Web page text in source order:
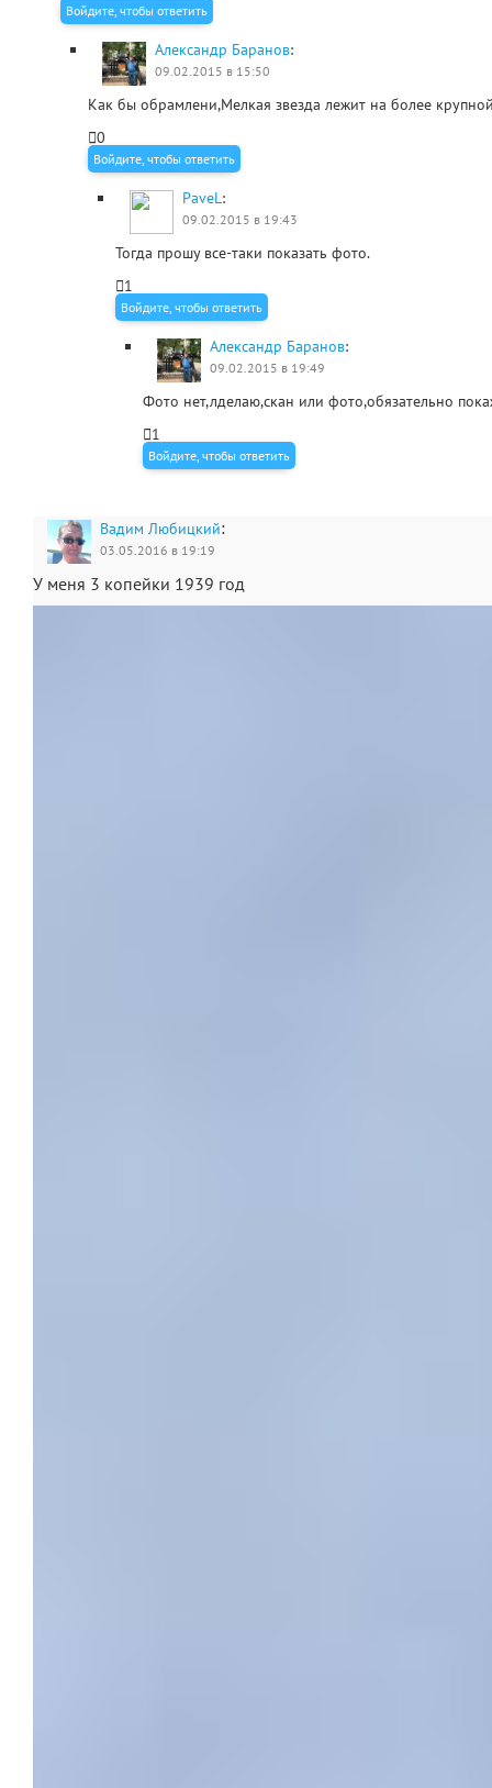
Войдите, чтобы ответить
Александр Баранов:
09.02.2015 в 15:50
Как бы обрамлени,Мелкая звезда лежит на более
0
Войдите, чтобы ответить
PaveL:
09.02.2015 в 19:43
Тогда прошу все-таки показать фото.
1
Войдите, чтобы ответить
Александр Баранов:
09.02.2015 в 19:49
Фото нет,лделаю,скан или фото,обязательно
1
Войдите, чтобы ответить
Вадим Любицкий:
03.05.2016 в 19:19
У меня 3 копейки 1939 год